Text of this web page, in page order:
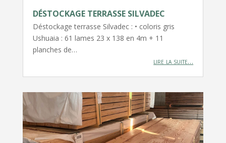
DÉSTOCKAGE TERRASSE SILVADEC
Déstockage terrasse Silvadec : • coloris gris
Ushuaia : 61 lames 23 x 138 en 4m + 11
planches de…
lire la suite…